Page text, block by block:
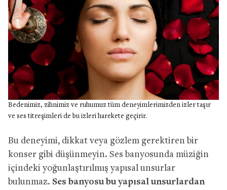
Bedenimiz, zihnimiz ve ruhumuz tüm deneyimlerimizden izler taşır
ve ses titreşimleri de bu izleri harekete geçirir.
Bu deneyimi, dikkat veya gözlem gerektiren bir
konser gibi düşünmeyin. Ses banyosunda müziğin
içindeki yoğunlaştırılmış yapısal unsurlar
bulunmaz. Ses banyosu bu yapısal unsurlardan